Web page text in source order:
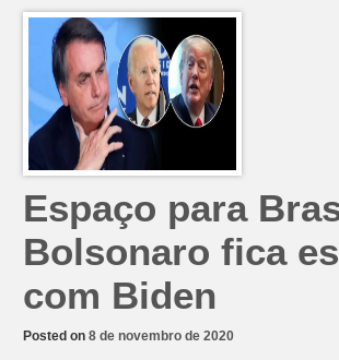
de
mundial,
após
resultado
das
eleições
norte
Espaço para
Bolsonaro fica
com Biden
Posted on 8 de novembro de 2020